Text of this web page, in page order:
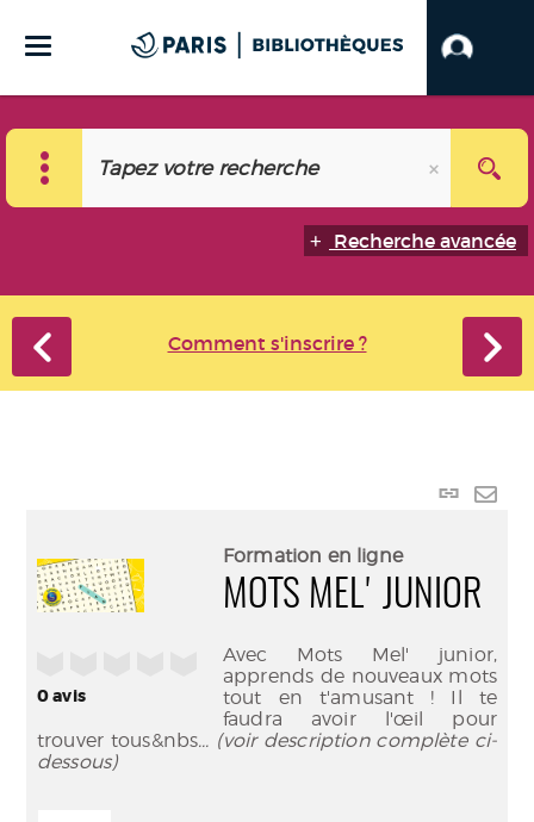
Recherche avancée
Comment s'inscrire ?
Lien
0avis
Formation en ligne
MOTS MEL' JUNIOR
Avec Mots Mel' junior,
apprends de nouveaux mots
tout en t'amusant ! Il te
faudra avoir l'œil pour
trouver tous&nbs... (voir description complète ci-
dessous)